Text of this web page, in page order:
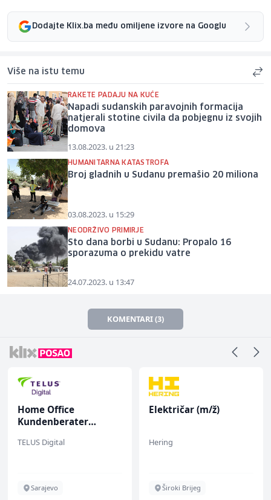
Dodajte Klix.ba među omiljene izvore na Googlu
Više na istu temu
RAKETE PADAJU NA KUĆE
Napadi sudanskih paravojnih formacija
natjerali stotine civila da pobjegnu iz svojih
domova
13.08.2023. u 21:23
HUMANITARNA KATASTROFA
Broj gladnih u Sudanu premašio 20 miliona
03.08.2023. u 15:29
NEODRŽIVO PRIMIRJE
Sto dana borbi u Sudanu: Propalo 16
sporazuma o prekidu vatre
24.07.2023. u 13:47
KOMENTARI (3)
Home Office
Kundenberater
renommiertes
TELUS Digital
Sarajevo
Električar (m/ž)
Hering
Široki Brijeg